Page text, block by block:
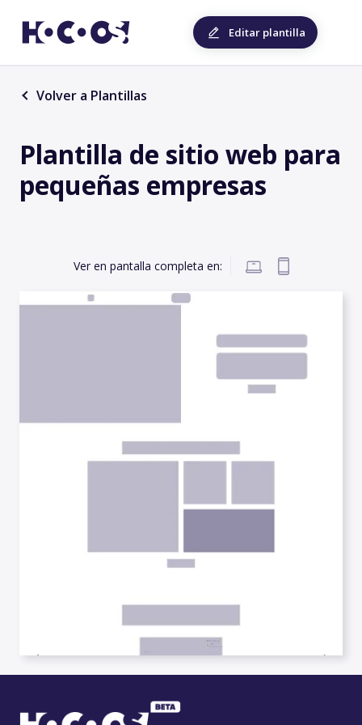
Editar plantilla
Volver a Plantillas
Plantilla de sitio web para
pequeñas empresas
Ver en pantalla completa en: